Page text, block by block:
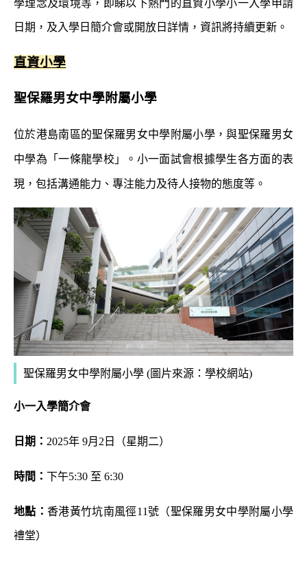
學理念及環境等，即睇以下熱門的直資小學小一入學申請
日期，及入學日簡介會或開放日詳情，資訊將持續更新。
直資小學
聖保羅男女中學附屬小學
位於港島南區的聖保羅男女中學附屬小學，與聖保羅男女
中學為「一條龍學校」。小一面試會根據學生各方面的表
現，包括溝通能力、專注能力及待人接物的態度等。
聖保羅男女中學附屬小學 (圖片來源：學校網站)
小一入學簡介會
日期： 2025年 9月2日（星期二）
時間： 下午5:30 至 6:30
地點： 香港黃竹坑南風徑11號（聖保羅男女中學附屬小學
禮堂）